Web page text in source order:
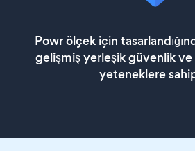
Powr ölçek için
gelişmiş yerleşik güvenlik
yeteneklere